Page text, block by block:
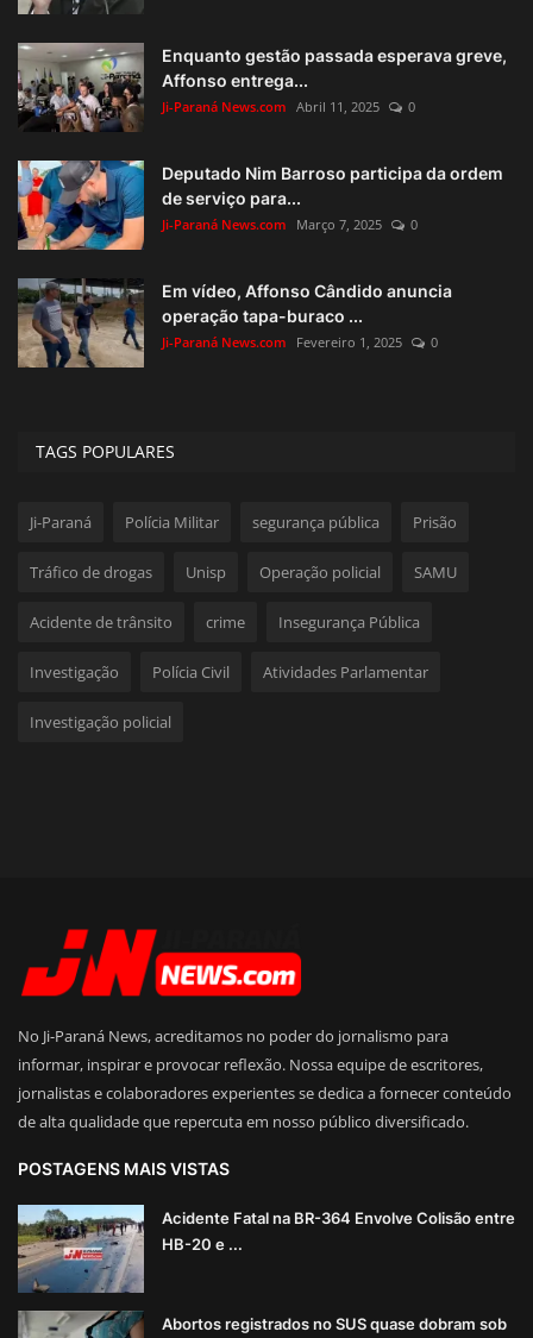
Enquanto gestão passada esperava greve,
Affonso entrega...
Ji-Paraná News.com Abril 11, 2025 0
Deputado Nim Barroso participa da ordem
de serviço para...
Ji-Paraná News.com Março 7, 2025 0
Em vídeo, Affonso Cândido anuncia
operação tapa-buraco ...
Ji-Paraná News.com Fevereiro 1, 2025 0
TAGS POPULARES
Ji-Paraná Polícia Militar segurança pública Prisão
Tráfico de drogas Unisp Operação policial SAMU
Acidente de trânsito crime Insegurança Pública
Investigação Polícia Civil Atividades Parlamentar
Investigação policial
No Ji-Paraná News, acreditamos no poder do jornalismo para
informar, inspirar e provocar reflexão. Nossa equipe de escritores,
jornalistas e colaboradores experientes se dedica a fornecer conteúdo
de alta qualidade que repercuta em nosso público diversificado.
POSTAGENS MAIS VISTAS
Acidente Fatal na BR-364 Envolve Colisão entre
HB-20 e ...
Abortos registrados no SUS quase dobram sob